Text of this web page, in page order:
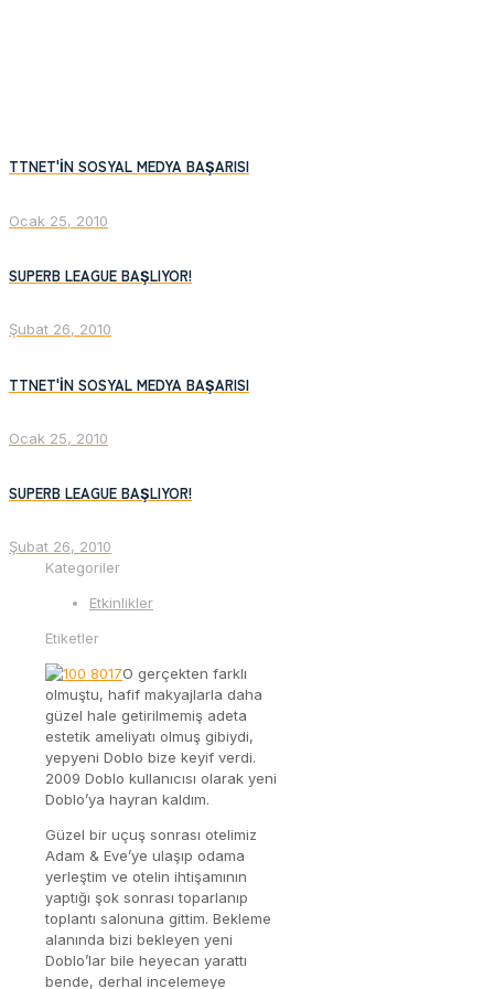
TTNET'İN SOSYAL MEDYA BAŞARISI
Ocak 25, 2010
SUPERB LEAGUE BAŞLIYOR!
Şubat 26, 2010
TTNET'İN SOSYAL MEDYA BAŞARISI
Ocak 25, 2010
SUPERB LEAGUE BAŞLIYOR!
Şubat 26, 2010
Kategoriler
Etkinlikler
Etiketler
O gerçekten farklı
olmuştu, hafif makyajlarla daha
güzel hale getirilmemiş adeta
estetik ameliyatı olmuş gibiydi,
yepyeni Doblo bize keyif verdi.
2009 Doblo kullanıcısı olarak yeni
Doblo’ya hayran kaldım.
Güzel bir uçuş sonrası otelimiz
Adam & Eve’ye ulaşıp odama
yerleştim ve otelin ihtişamının
yaptığı şok sonrası toparlanıp
toplantı salonuna gittim. Bekleme
alanında bizi bekleyen yeni
Doblo’lar bile heyecan yarattı
bende, derhal incelemeye